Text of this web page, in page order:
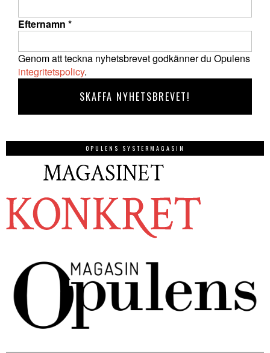
Efternamn *
Genom att teckna nyhetsbrevet godkänner du Opulens
integritetspolicy.
OPULENS SYSTERMAGASIN